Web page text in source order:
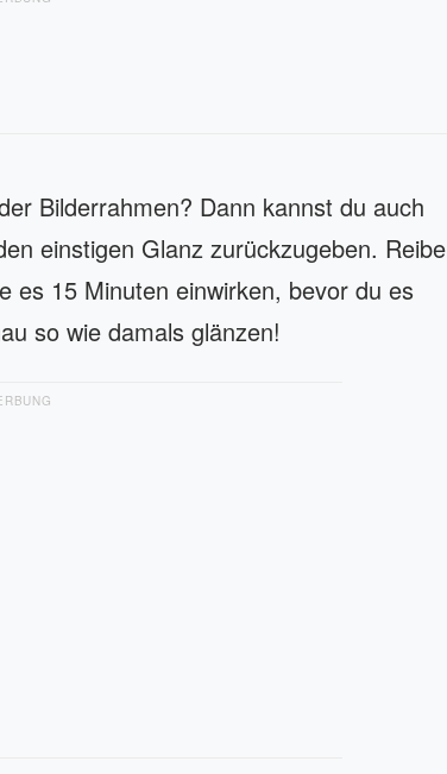
Bilderrahmen? Dann kannst du auch
einstigen Glanz zurückzugeben. Reibe
es 15 Minuten einwirken, bevor du es
so wie damals glänzen!